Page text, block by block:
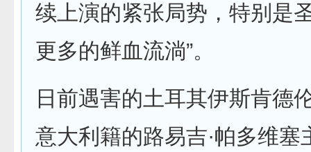
续上演的紧张局势，特别是
更多的鲜血流淌”。
日前遇害的土耳其伊斯肯德
意大利籍的路易吉·帕多维塞